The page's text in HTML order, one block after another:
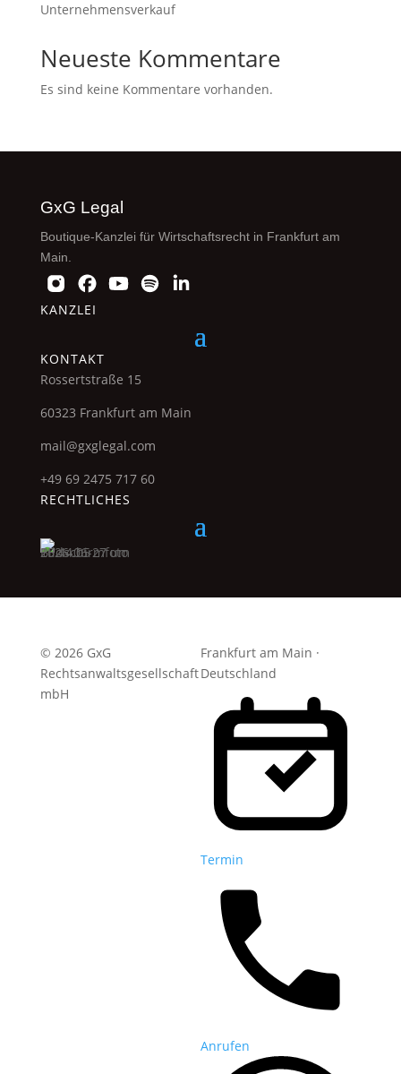
Unternehmensverkauf
Neueste Kommentare
Es sind keine Kommentare vorhanden.
GxG Legal
Boutique-Kanzlei für Wirtschaftsrecht in Frankfurt am
Main.
KANZLEI
KONTAKT
Rossertstraße 15
60323 Frankfurt am Main
mail@gxglegal.com
+49 69 2475 717 60
RECHTLICHES
© 2026 GxG
Rechtsanwaltsgesellschaft
mbH
Frankfurt am Main ·
Deutschland
Termin
Anrufen